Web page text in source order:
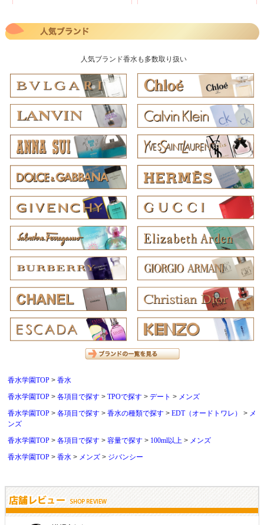
人気ブランド香水も多数取り扱い
香水学園TOP
香水
香水学園TOP
各項目で探す TPOで探す デート
メンズ
香水学園TOP
各項目で探す 香水の種類で探す EDT（オードトワレ）
メ
ンズ
香水学園TOP
各項目で探す 容量で探す 100ml以上
メンズ
香水学園TOP
香水 メンズ ジバンシー